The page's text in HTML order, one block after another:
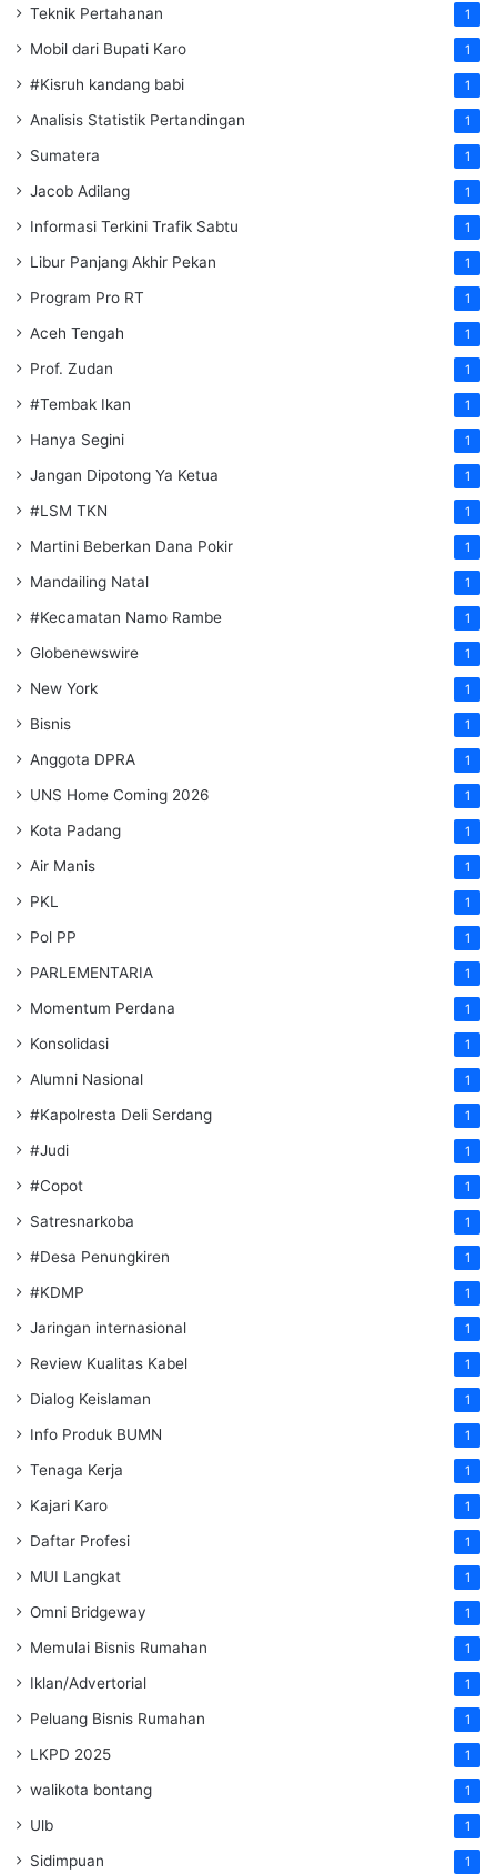
Teknik Pertahanan 1
Mobil dari Bupati Karo 1
#Kisruh kandang babi 1
Analisis Statistik Pertandingan 1
Sumatera 1
Jacob Adilang 1
Informasi Terkini Trafik Sabtu 1
Libur Panjang Akhir Pekan 1
Program Pro RT 1
Aceh Tengah 1
Prof. Zudan 1
#Tembak Ikan 1
Hanya Segini 1
Jangan Dipotong Ya Ketua 1
#LSM TKN 1
Martini Beberkan Dana Pokir 1
Mandailing Natal 1
#Kecamatan Namo Rambe 1
Globenewswire 1
New York 1
Bisnis 1
Anggota DPRA 1
UNS Home Coming 2026 1
Kota Padang 1
Air Manis 1
PKL 1
Pol PP 1
PARLEMENTARIA 1
Momentum Perdana 1
Konsolidasi 1
Alumni Nasional 1
#Kapolresta Deli Serdang 1
#Judi 1
#Copot 1
Satresnarkoba 1
#Desa Penungkiren 1
#KDMP 1
Jaringan internasional 1
Review Kualitas Kabel 1
Dialog Keislaman 1
Info Produk BUMN 1
Tenaga Kerja 1
Kajari Karo 1
Daftar Profesi 1
MUI Langkat 1
Omni Bridgeway 1
Memulai Bisnis Rumahan 1
Iklan/Advertorial 1
Peluang Bisnis Rumahan 1
LKPD 2025 1
walikota bontang 1
Ulb 1
Sidimpuan 1